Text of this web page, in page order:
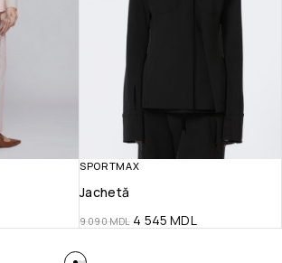
SPORTMAX
Jachetă
9 090MDL 4 545MDL